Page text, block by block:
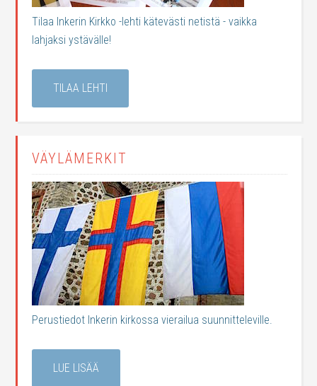
Tilaa Inkerin Kirkko -lehti kätevästi netistä - vaikka
lahjaksi ystävälle!
TILAA LEHTI
VÄYLÄMERKIT
Perustiedot Inkerin kirkossa vierailua suunnitteleville.
LUE LISÄÄ